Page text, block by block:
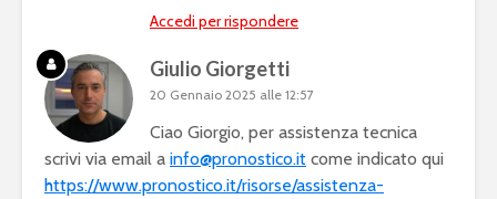
Accedi per rispondere
Giulio Giorgetti
20 Gennaio 2025 alle 12:57
Ciao Giorgio, per assistenza tecnica
scrivi via email a info@pronostico.it come indicato qui
https://www.pronostico.it/risorse/assistenza-